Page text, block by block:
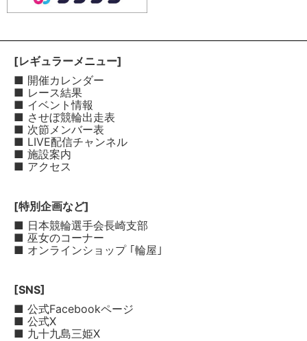
[レギュラーメニュー]
■ 開催カレンダー
■ レース結果
■ イベント情報
■ させぼ競輪出走表
■ 次節メンバー表
■ LIVE配信チャンネル
■ 施設案内
■ アクセス
[特別企画など]
■ 日本競輪選手会長崎支部
■ 巫女のコーナー
■ オンラインショップ ｢輪屋｣
[SNS]
■ 公式Facebookページ
■ 公式X
■ 九十九島三姫X